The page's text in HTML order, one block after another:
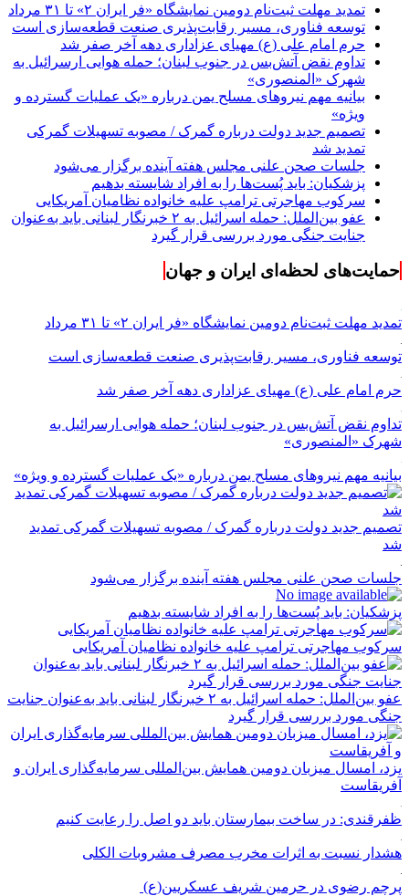
تمدید مهلت ثبت‌نام دومین نمایشگاه «فر ایران ۲» تا ۳۱ مرداد
توسعه فناوری، مسیر رقابت‌پذیری صنعت قطعه‌سازی است
حرم امام علی (ع) مهیای عزاداری دهه آخر صفر شد
تداوم نقض آتش‌بس در جنوب لبنان؛ حمله هوایی ارسرائیل به
شهرک «المنصوری»
بیانیه مهم نیروهای مسلح یمن درباره «یک عملیات گسترده و
ویژه»
تصمیم جدید دولت درباره گمرک / مصوبه تسهیلات گمرکی
تمدید شد
جلسات صحن علنی مجلس هفته آینده برگزار می‌شود
پزشکیان: باید پُست‌ها را به افراد شایسته بدهیم
سرکوب مهاجرتی ترامپ علیه خانواده نظامیان آمریکایی
عفو بین‌الملل: حمله اسرائیل به ۲ خبرنگار لبنانی باید به‌عنوان
جنایت جنگی مورد بررسی قرار گیرد
حمایت‌های لحظه‌ای ایران و جهان
تمدید مهلت ثبت‌نام دومین نمایشگاه «فر ایران ۲» تا ۳۱ مرداد
توسعه فناوری، مسیر رقابت‌پذیری صنعت قطعه‌سازی است
حرم امام علی (ع) مهیای عزاداری دهه آخر صفر شد
تداوم نقض آتش‌بس در جنوب لبنان؛ حمله هوایی ارسرائیل به
شهرک «المنصوری»
بیانیه مهم نیروهای مسلح یمن درباره «یک عملیات گسترده و ویژه»
تصمیم جدید دولت درباره گمرک / مصوبه تسهیلات گمرکی تمدید
شد
جلسات صحن علنی مجلس هفته آینده برگزار می‌شود
پزشکیان: باید پُست‌ها را به افراد شایسته بدهیم
سرکوب مهاجرتی ترامپ علیه خانواده نظامیان آمریکایی
عفو بین‌الملل: حمله اسرائیل به ۲ خبرنگار لبنانی باید به‌عنوان جنایت
جنگی مورد بررسی قرار گیرد
یزد، امسال میزبان دومین همایش بین‌المللی سرمایه‌گذاری ایران و
آفریقاست
ظفرقندی: در ساخت بیمارستان باید دو اصل را رعایت کنیم
هشدار نسبت به اثرات مخرب مصرف مشروبات الکلی
پرچم رضوی در حرمین شریف عسکریین(ع)